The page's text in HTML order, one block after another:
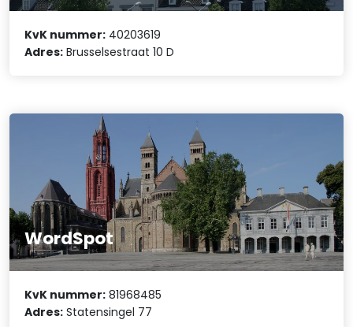
KvK nummer: 40203619
Adres: Brusselsestraat 10 D
WordSpot
KvK nummer: 81968485
Adres: Statensingel 77